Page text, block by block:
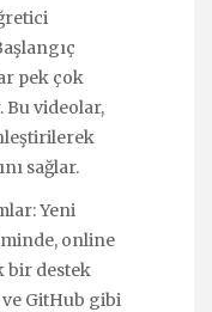
pek çok
videolar,
sağlar.
Yeni
online
bir destek
GitHub gibi